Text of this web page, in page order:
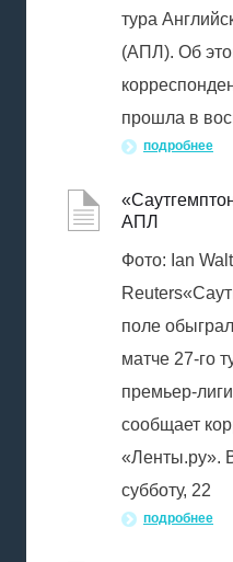
тура
(АПЛ). Об
прошла в
подробнее
АПЛ
Фото: Ian
поле
матче 27-го
премьер-
сообщает
«Ленты.ру».
субботу, 22
подробнее